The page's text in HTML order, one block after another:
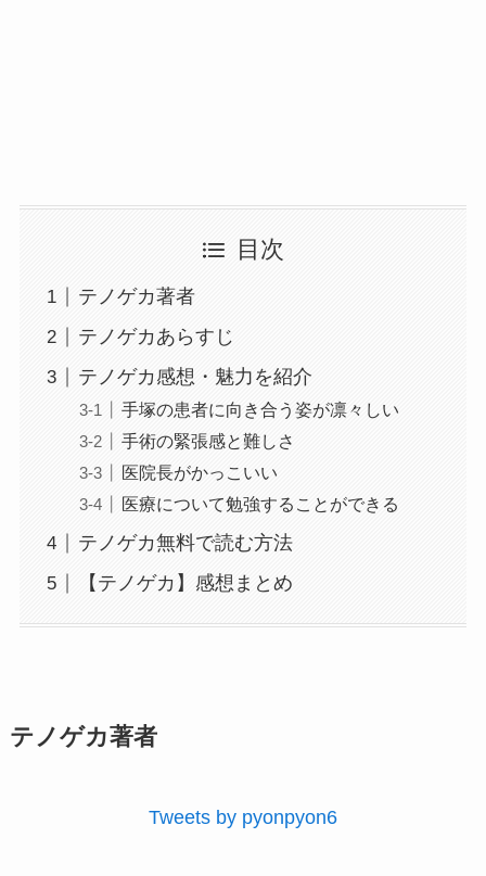
目次
テノゲカ著者
テノゲカあらすじ
テノゲカ感想・魅力を紹介
手塚の患者に向き合う姿が凛々しい
手術の緊張感と難しさ
医院長がかっこいい
医療について勉強することができる
テノゲカ無料で読む方法
【テノゲカ】感想まとめ
テノゲカ著者
Tweets by pyonpyon6